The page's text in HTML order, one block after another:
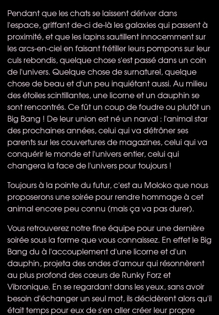
Pendant que les chats se laissent dériver dans
l'espace, griffant de-ci de-là les galaxies qui passent à
proximité, et que les lapins sautillent innocemment sur
les arcs-en-ciel en faisant frétiller leurs pompons sur leur
culs rebondis, quelque chose s'est passé dans un coin
de l'univers. Quelque chose de surnaturel, quelque
chose de beau et d'un peu inquiétant aussi. Au milieu
des étoiles scintillantes, une licorne et un dauphin se
sont rencontrés. Ce fût un coup de foudre ou plutôt un
Big Bang ! De leur union est né un narval : l'animal star
des prochaines années, celui qui va détrôner ses
parents sur les couvertures de magazines, celui qui va
conquérir le monde et l'univers entier, celui qui
changera la face de l'univers pour toujours !
Toujours à la pointe du futur, c'est au Moloko que nous
proposerons une soirée pour rendre hommage à cet
animal encore peu connu (mais ça va pas durer).
Vous retrouverez notre fine équipe pour une dernière
soirée sous la forme que vous connaissez. En effet le Big
Bang du à l'accouplement d'une licorne et d'un
dauphin, projeta des ondes d'amour qui résonnèrent
au plus profond des cœurs de Runky Forz et
Vibronique. En se regardant dans les yeux, sans avoir
besoin d'échanger un seul mot, ils décidèrent alors qu'il
était temps pour eux de s'en aller créer leur propre